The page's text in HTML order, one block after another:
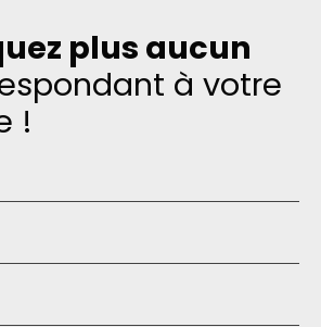
plus aucun
à votre
!